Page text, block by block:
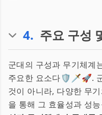
4. 주요 구성
군대의 구성과 무기체계
주요한 요소다🛡️🗡️🚀. 군
것이 아니라, 다양한 무
을 통해 그 효율성과 성